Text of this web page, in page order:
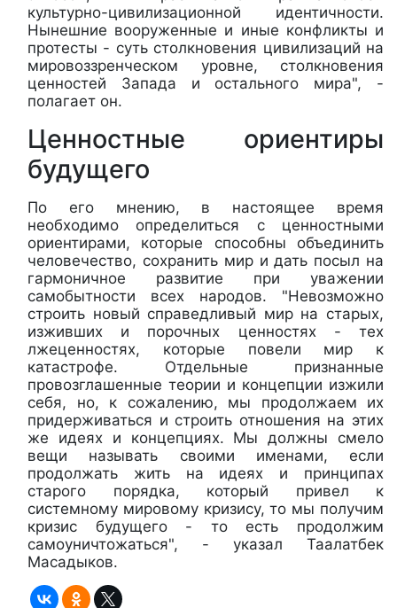
культурно-цивилизационной идентичности.
Нынешние вооруженные и иные конфликты и
протесты - суть столкновения цивилизаций на
мировоззренческом уровне, столкновения
ценностей Запада и остального мира", -
полагает он.
Ценностные ориентиры
будущего
По его мнению, в настоящее время
необходимо определиться с ценностными
ориентирами, которые способны объединить
человечество, сохранить мир и дать посыл на
гармоничное развитие при уважении
самобытности всех народов. "Невозможно
строить новый справедливый мир на старых,
изживших и порочных ценностях - тех
лжеценностях, которые повели мир к
катастрофе. Отдельные признанные
провозглашенные теории и концепции изжили
себя, но, к сожалению, мы продолжаем их
придерживаться и строить отношения на этих
же идеях и концепциях. Мы должны смело
вещи называть своими именами, если
продолжать жить на идеях и принципах
старого порядка, который привел к
системному мировому кризису, то мы получим
кризис будущего - то есть продолжим
самоуничтожаться", - указал Таалатбек
Масадыков.